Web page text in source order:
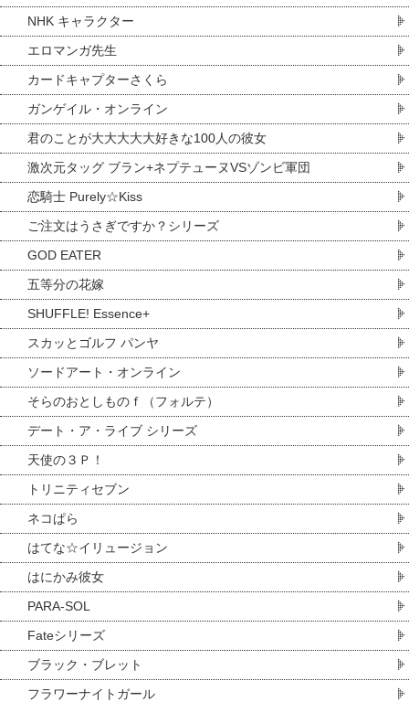
NHK キャラクター
エロマンガ先生
カードキャプターさくら
ガンゲイル・オンライン
君のことが大大大大大好きな100人の彼女
激次元タッグ ブラン+ネプテューヌVSゾンビ軍団
恋騎士 Purely☆Kiss
ご注文はうさぎですか？シリーズ
GOD EATER
五等分の花嫁
SHUFFLE! Essence+
スカッとゴルフ パンヤ
ソードアート・オンライン
そらのおとしものｆ（フォルテ）
デート・ア・ライブ シリーズ
天使の３Ｐ！
トリニティセブン
ネコぱら
はてな☆イリュージョン
はにかみ彼女
PARA-SOL
Fateシリーズ
ブラック・ブレット
フラワーナイトガール